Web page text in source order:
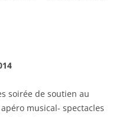
soirée de soutien au
musical- spectacles